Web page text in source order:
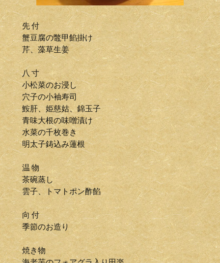
先 付
蟹豆腐の鼈甲餡掛け
芹、藻草生姜
八 寸
小松菜のお浸し
穴子の小袖寿司
鮟肝、姫慈姑、錦玉子
青味大根の味噌漬け
水菜の千枚巻き
明太子鋳込み蓮根
温 物
茶碗蒸し
雲子、トマトポン酢餡
向 付
季節のお造り
焼き物